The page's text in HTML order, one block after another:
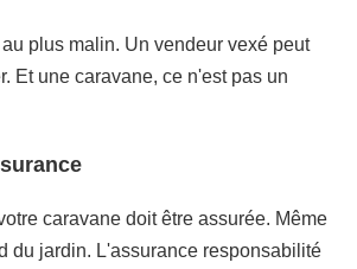
plus malin. Un vendeur vexé peut
Et une caravane, ce n'est pas un
caravane doit être assurée. Même
du jardin. L'assurance responsabilité